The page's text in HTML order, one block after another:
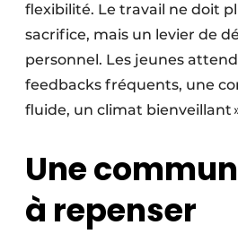
flexibilité. Le travail ne doit
sacrifice, mais un levier de
personnel. Les jeunes
feedbacks fréquents, une
fluide, un climat bienveillant
Une
à repenser